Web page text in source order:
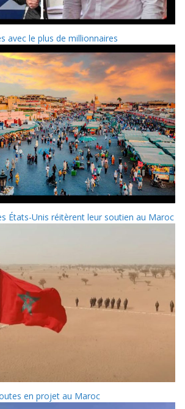
avec le plus de millionnaires
États-Unis réitèrent leur soutien au Maroc
en projet au Maroc